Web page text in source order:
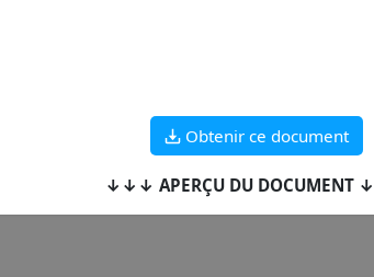
Obtenir ce document
↓↓↓ APERÇU DU DOCUMENT